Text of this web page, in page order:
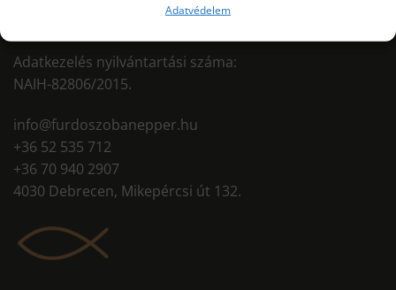
Adatvédelem
10403428-50526956-71541002
Adatkezelés nyilvántartási száma:
NAIH-82806/2015.
info@furdoszobanepper.hu
+36 52 535 712
+36 70 940 2907
4030 Debrecen, Mikepércsi út 132.